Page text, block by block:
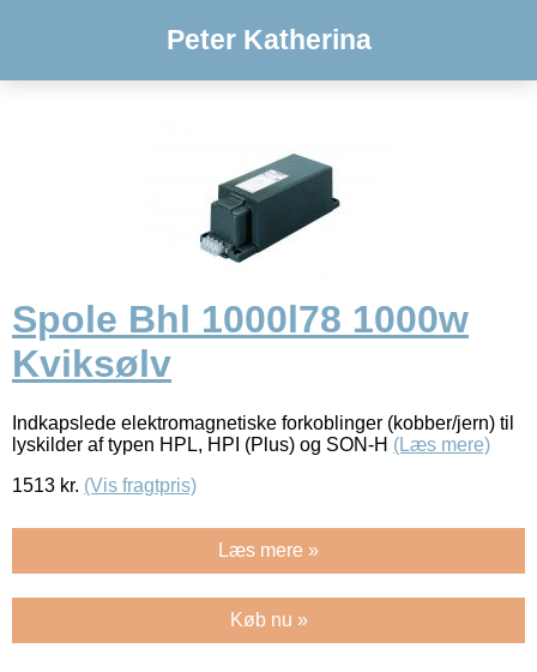
Peter Katherina
Spole Bhl 1000l78 1000w
Kviksølv
Indkapslede elektromagnetiske forkoblinger (kobber/jern) til
lyskilder af typen HPL, HPI (Plus) og SON-H (Læs mere)
1513 kr. (Vis fragtpris)
Læs mere »
Køb nu »